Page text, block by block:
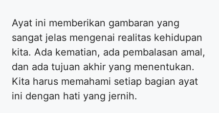
Ayat ini memberikan gambaran yang
sangat jelas mengenai realitas kehidupan
kita. Ada kematian, ada pembalasan amal,
dan ada tujuan akhir yang menentukan.
Kita harus memahami setiap bagian ayat
ini dengan hati yang jernih.